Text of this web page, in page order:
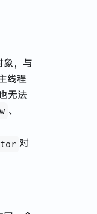
象，与
线程
无法
、
对